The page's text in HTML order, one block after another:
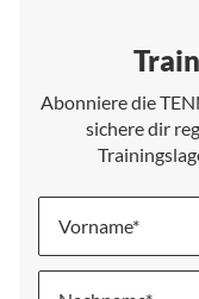
Abonniere die
sichere dir
Vorname
Nachname